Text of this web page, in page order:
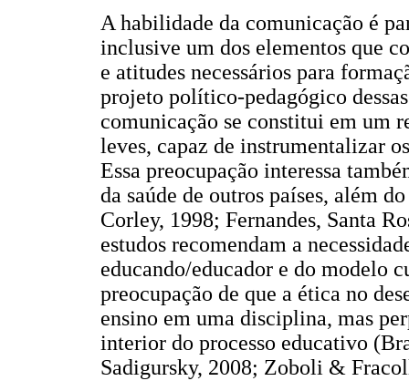
A habilidade da comunicação é
inclusive um dos elementos que
e atitudes necessários para
projeto político-pedagógico
comunicação se constitui em um
leves, capaz de instrumentalizar
Essa preocupação interessa
da saúde de outros países, além
Corley, 1998; Fernandes, Santa
estudos recomendam a
educando/educador e do modelo
preocupação de que a ética no
ensino em uma disciplina, mas
interior do processo educativo
Sadigursky, 2008; Zoboli &